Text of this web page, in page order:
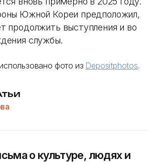
Южной Кореи предположил,
продолжить выступления и во
службы.
фото из Depositphotos.
о культуре, людях и